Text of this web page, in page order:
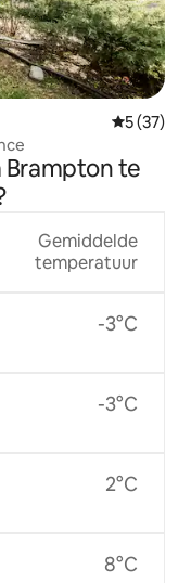
5 (37)
te
Gemiddelde
temperatuur
-3°C
-3°C
2°C
8°C